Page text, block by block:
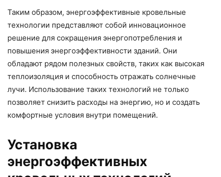
Таким образом, энергоэффективные кровельные
технологии представляют собой инновационное
решение для сокращения энергопотребления и
повышения энергоэффективности зданий. Они
обладают рядом полезных свойств, таких как высокая
теплоизоляция и способность отражать солнечные
лучи. Использование таких технологий не только
позволяет снизить расходы на энергию, но и создать
комфортные условия внутри помещений.
Установка
энергоэффективных